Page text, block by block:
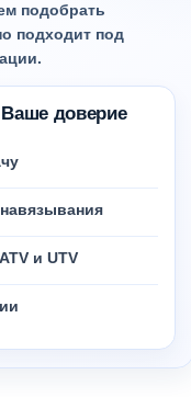
подобрать
подходит под
доверие
и UTV